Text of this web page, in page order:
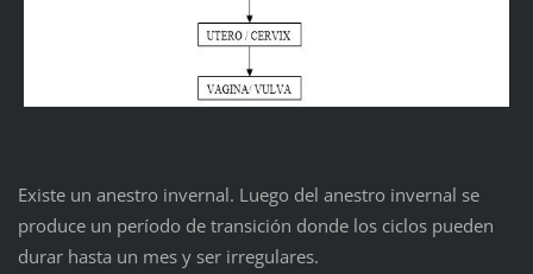
Existe un anestro invernal. Luego del anestro invernal se
produce un período de transición donde los ciclos pueden
durar hasta un mes y ser irregulares.